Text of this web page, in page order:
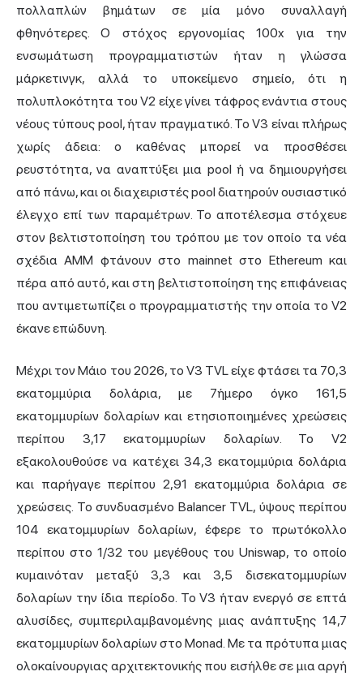
πολλαπλών βημάτων σε μία μόνο συναλλαγή
φθηνότερες. Ο στόχος εργονομίας 100x για την
ενσωμάτωση προγραμματιστών ήταν η γλώσσα
μάρκετινγκ, αλλά το υποκείμενο σημείο, ότι η
πολυπλοκότητα του V2 είχε γίνει τάφρος ενάντια στους
νέους τύπους pool, ήταν πραγματικό. Το V3 είναι πλήρως
χωρίς άδεια: ο καθένας μπορεί να προσθέσει
ρευστότητα, να αναπτύξει μια pool ή να δημιουργήσει
από πάνω, και οι διαχειριστές pool διατηρούν ουσιαστικό
έλεγχο επί των παραμέτρων. Το αποτέλεσμα στόχευε
στον βελτιστοποίηση του τρόπου με τον οποίο τα νέα
σχέδια AMM φτάνουν στο mainnet στο Ethereum και
πέρα από αυτό, και στη βελτιστοποίηση της επιφάνειας
που αντιμετωπίζει ο προγραμματιστής την οποία το V2
έκανε επώδυνη.
Μέχρι τον Μάιο του 2026, το V3 TVL είχε φτάσει τα 70,3
εκατομμύρια δολάρια, με 7ήμερο όγκο 161,5
εκατομμυρίων δολαρίων και ετησιοποιημένες χρεώσεις
περίπου 3,17 εκατομμυρίων δολαρίων. Το V2
εξακολουθούσε να κατέχει 34,3 εκατομμύρια δολάρια
και παρήγαγε περίπου 2,91 εκατομμύρια δολάρια σε
χρεώσεις. Το συνδυασμένο Balancer TVL, ύψους περίπου
104 εκατομμυρίων δολαρίων, έφερε το πρωτόκολλο
περίπου στο 1/32 του μεγέθους του Uniswap, το οποίο
κυμαινόταν μεταξύ 3,3 και 3,5 δισεκατομμυρίων
δολαρίων την ίδια περίοδο. Το V3 ήταν ενεργό σε επτά
αλυσίδες, συμπεριλαμβανομένης μιας ανάπτυξης 14,7
εκατομμυρίων δολαρίων στο Monad. Με τα πρότυπα μιας
ολοκαίνουργιας αρχιτεκτονικής που εισήλθε σε μια αργή